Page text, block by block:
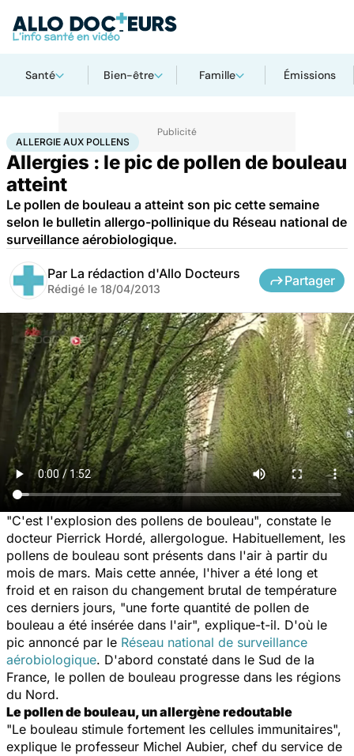
Santé Bien-être Famille Émissions
AccueilSantéMaladiesAllergie aux pollens
ALLERGIE AUX POLLENS
Allergies : le pic de pollen de bouleau
atteint
Le pollen de bouleau a atteint son pic cette semaine
selon le bulletin allergo-pollinique du Réseau national de
surveillance aérobiologique.
Par La rédaction d'Allo Docteurs
Rédigé le 18/04/2013
Partager
"C'est l'explosion des pollens de bouleau", constate le
docteur Pierrick Hordé, allergologue. Habituellement, les
pollens de bouleau sont présents dans l'air à partir du
mois de mars. Mais cette année, l'hiver a été long et
froid et en raison du changement brutal de température
ces derniers jours, "une forte quantité de pollen de
bouleau a été insérée dans l'air", explique-t-il. D'où le
pic annoncé par le Réseau national de surveillance
aérobiologique. D'abord constaté dans le Sud de la
France, le pollen de bouleau progresse dans les régions
du Nord.
Le pollen de bouleau, un allergène redoutable
"Le bouleau stimule fortement les cellules immunitaires",
explique le professeur Michel Aubier, chef du service de